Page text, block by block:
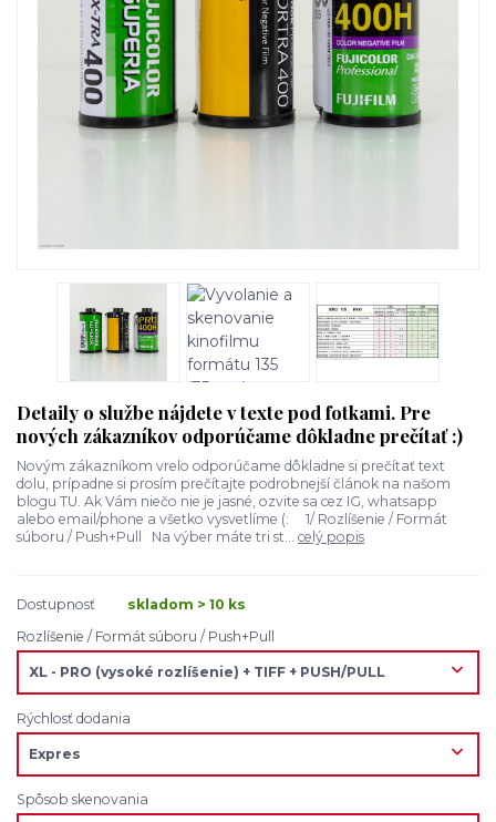
Detaily o službe nájdete v texte pod fotkami. Pre
nových zákazníkov odporúčame dôkladne prečítať :)
Novým zákazníkom vrelo odporúčame dôkladne si prečítať text
dolu, prípadne si prosím prečítajte podrobnejší článok na našom
blogu TU. Ak Vám niečo nie je jasné, ozvite sa cez IG, whatsapp
alebo email/phone a všetko vysvetlíme (: 1/ Rozlíšenie / Formát
súboru / Push+Pull Na výber máte tri st... celý popis
Dostupnosť
skladom > 10 ks
Rozlíšenie / Formát súboru / Push+Pull
Rýchlosť dodania
Spôsob skenovania